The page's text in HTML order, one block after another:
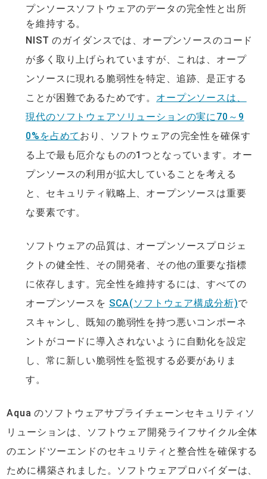
プンソースソフトウェアのデータの完全性と出所
を維持する。
NIST のガイダンスでは、オープンソースのコード
が多く取り上げられていますが、これは、オープ
ンソースに現れる脆弱性を特定、追跡、是正する
ことが困難であるためです。 オープンソースは、
現代のソフトウェアソリューションの実に70～9
0%を占めて おり、ソフトウェアの完全性を確保す
る上で最も厄介なものの1つとなっています。オー
プンソースの利用が拡大していることを考える
と、セキュリティ戦略上、オープンソースは重要
な要素です。
ソフトウェアの品質は、オープンソースプロジェ
クトの健全性、その開発者、その他の重要な指標
に依存します。完全性を維持するには、すべての
オープンソースを SCA(ソフトウェア構成分析)で
スキャンし、既知の脆弱性を持つ悪いコンポーネ
ントがコードに導入されないように自動化を設定
し、常に新しい脆弱性を監視する必要がありま
す。
Aqua のソフトウェアサプライチェーンセキュリティソ
リューションは、ソフトウェア開発ライフサイクル全体
のエンドツーエンドのセキュリティと整合性を確保する
ために構築されました。ソフトウェアプロバイダーは、